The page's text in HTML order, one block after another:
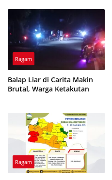
Ragam
Balap Liar di Carita Makin
Brutal, Warga Ketakutan
Ragam